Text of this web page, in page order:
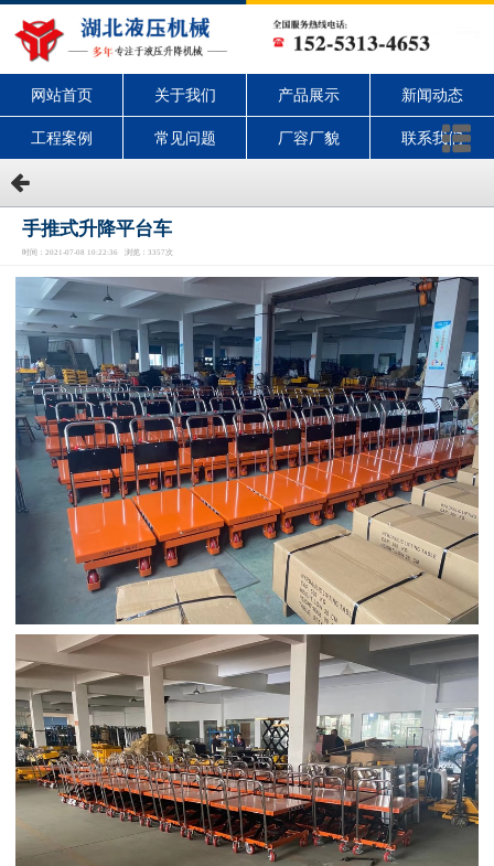
网站首页 关于我们 产品展示 新闻动态
工程案例 常见问题 厂容厂貌 联系我们
手推式升降平台车
时间：2021-07-08 10:22:36 浏览：3357次